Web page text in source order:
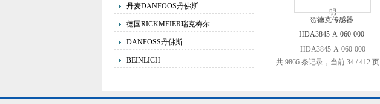
丹麦DANFOOS丹佛斯
德国RICKMEIER瑞克梅尔
DANFOSS丹佛斯
BEINLICH
贺德克传感器
HDA3845-A-060-000
共 9866 条记录，当前 34 / 412 页